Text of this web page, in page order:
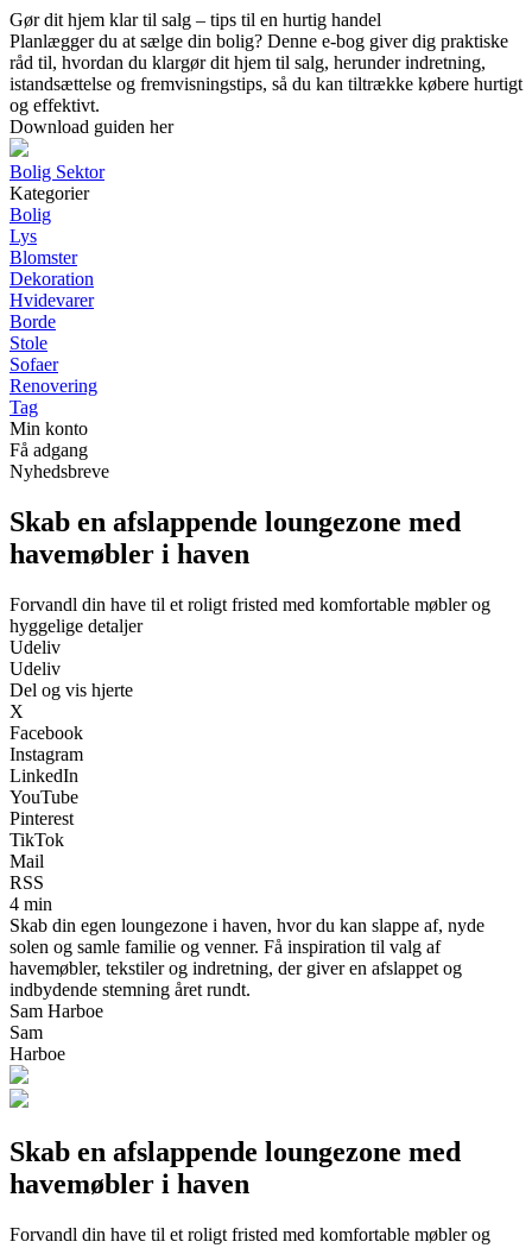
Gør dit hjem klar til salg – tips til en hurtig handel
Planlægger du at sælge din bolig? Denne e-bog giver dig praktiske
råd til, hvordan du klargør dit hjem til salg, herunder indretning,
istandsættelse og fremvisningstips, så du kan tiltrække købere hurtigt
og effektivt.
Download guiden her
Bolig Sektor
Kategorier
Bolig
Lys
Blomster
Dekoration
Hvidevarer
Borde
Stole
Sofaer
Renovering
Tag
Min konto
Få adgang
Nyhedsbreve
Skab en afslappende loungezone med
havemøbler i haven
Forvandl din have til et roligt fristed med komfortable møbler og
hyggelige detaljer
Udeliv
Udeliv
Del og vis hjerte
X
Facebook
Instagram
LinkedIn
YouTube
Pinterest
TikTok
Mail
RSS
4 min
Skab din egen loungezone i haven, hvor du kan slappe af, nyde
solen og samle familie og venner. Få inspiration til valg af
havemøbler, tekstiler og indretning, der giver en afslappet og
indbydende stemning året rundt.
Sam Harboe
Sam
Harboe
Skab en afslappende loungezone med
havemøbler i haven
Forvandl din have til et roligt fristed med komfortable møbler og